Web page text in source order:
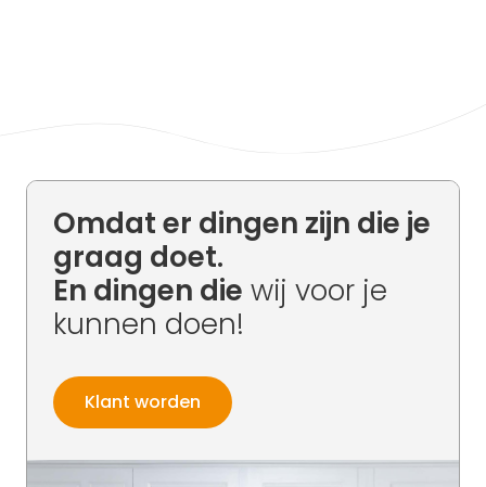
Omdat er dingen zijn die je
graag doet.
En dingen die wij voor je
kunnen doen!
Klant worden